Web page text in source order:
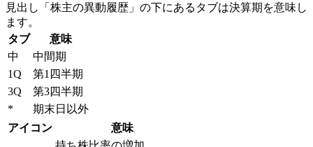
見出し「株主の異動履歴」の下にあるタブは決算期を意味し
ます。
タブ
意味
中
中間期
1Q
第1四半期
3Q
第3四半期
*
期末日以外
アイコン
意味